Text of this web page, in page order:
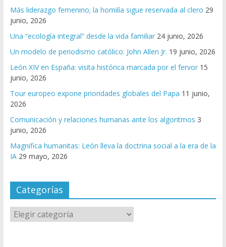
Más liderazgo femenino; la homilía sigue reservada al clero 29
junio, 2026
Una “ecología integral” desde la vida familiar 24 junio, 2026
Un modelo de periodismo católico: John Allen Jr. 19 junio, 2026
León XIV en España: visita histórica marcada por el fervor 15
junio, 2026
Tour europeo expone prioridades globales del Papa 11 junio,
2026
Comunicación y relaciones humanas ante los algoritmos 3
junio, 2026
Magnifica humanitas: León lleva la doctrina social a la era de la
IA 29 mayo, 2026
Categorías